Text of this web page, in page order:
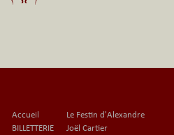
Accueil
BILLETTERIE
Le Festin d'Alexandre
Joël Cartier